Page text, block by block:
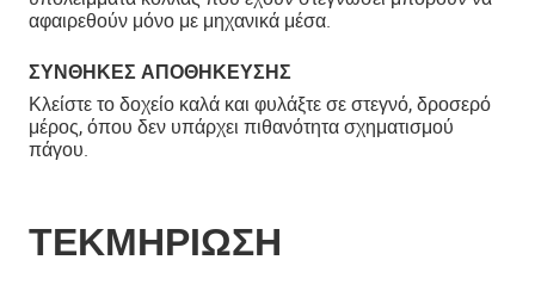
αφαιρεθούν μόνο με μηχανικά μέσα.
ΣΥΝΘΉΚΕΣ ΑΠΟΘΉΚΕΥΣΗΣ
Κλείστε το δοχείο καλά και φυλάξτε σε στεγνό, δροσερό
μέρος, όπου δεν υπάρχει πιθανότητα σχηματισμού
πάγου.
ΤΕΚΜΗΡΊΩΣΗ